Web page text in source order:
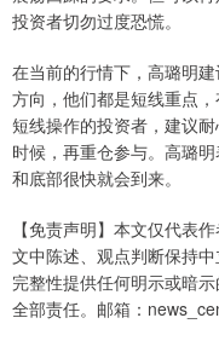
投资者切勿过度恐慌。
在当前的行情下，高璐明
方向，他们都是短线重点
短线操作的投资者，建议
时候，再重仓参与。高璐
和底部很快就会到来。
【免责声明】本文仅代表
文中陈述、观点判断保持
完整性提供任何明示或暗
全部责任。邮箱：